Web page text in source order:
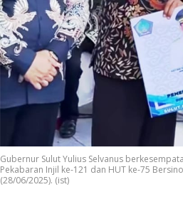
Gubernur Sulut Yulius Selvanus
Pekabaran Injil ke-121 dan HUT ke-75
(28/06/2025). (ist)